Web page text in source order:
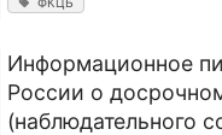
Информационное
России о
(наблюдательного